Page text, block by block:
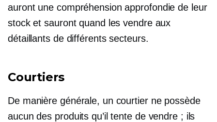
auront une compréhension approfondie de leur
stock et sauront quand les vendre aux
détaillants de différents secteurs.
Courtiers
De manière générale, un courtier ne possède
aucun des produits qu’il tente de vendre ; ils